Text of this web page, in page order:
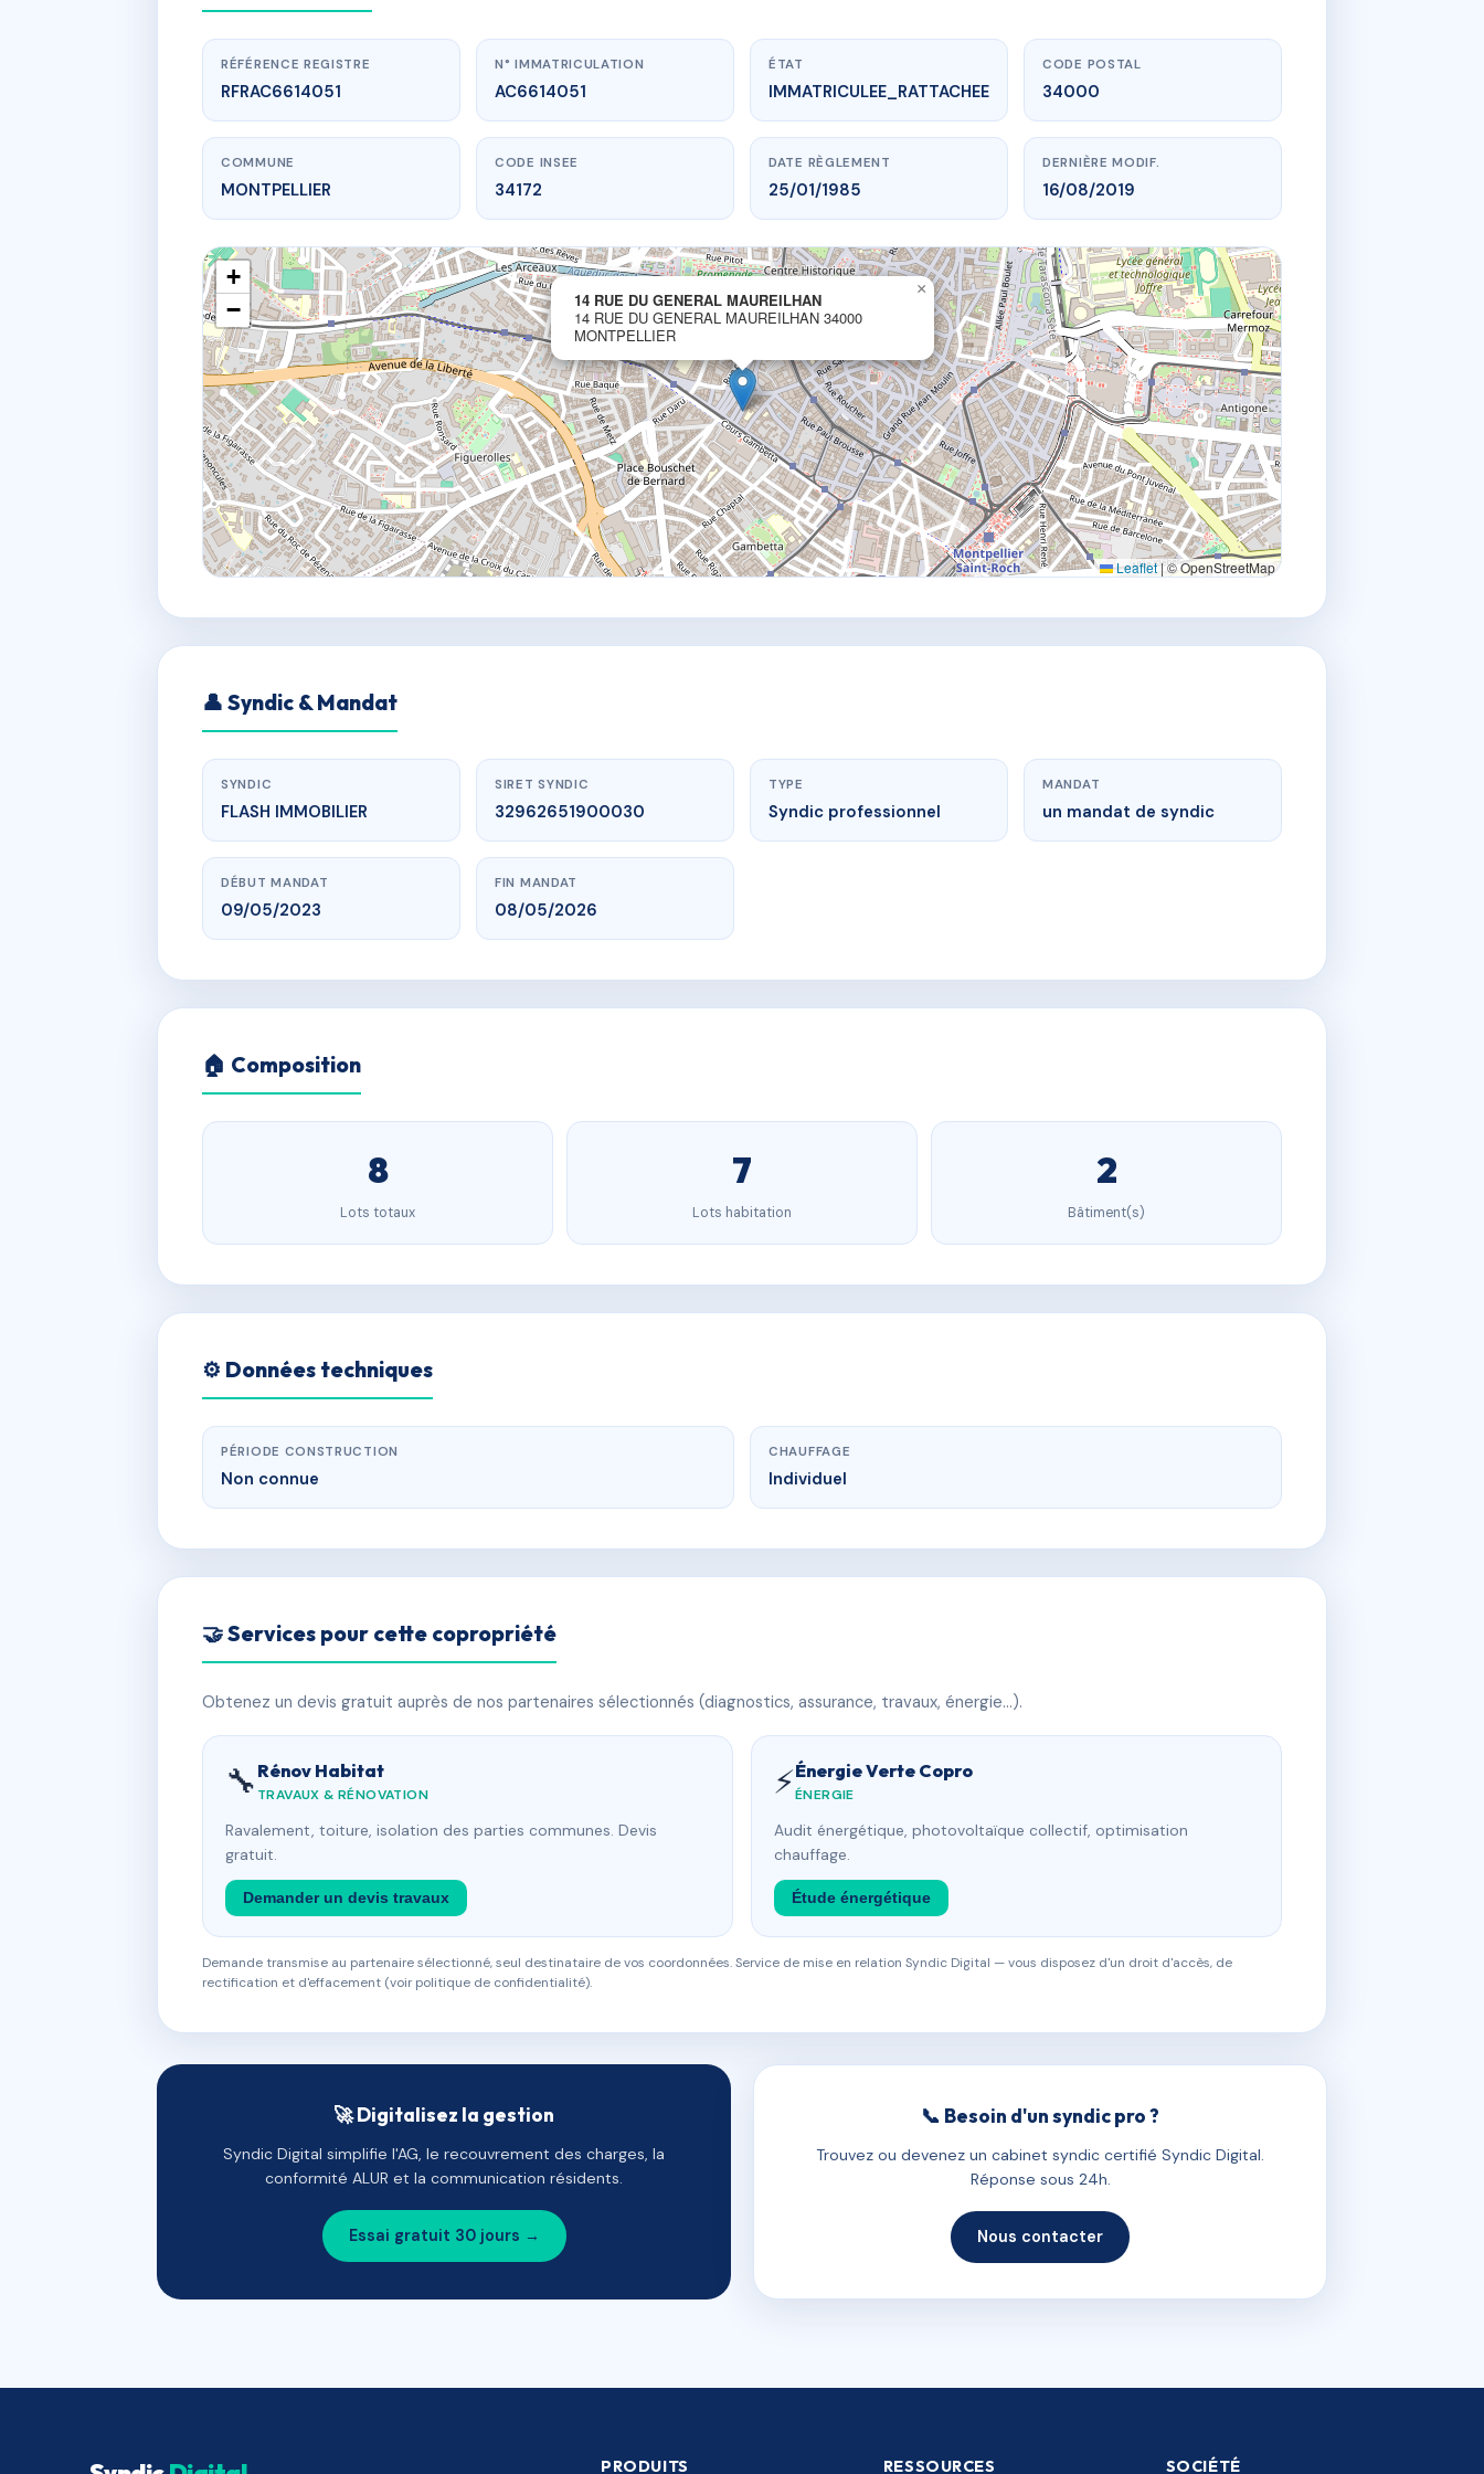
www.vme.plus/AC6614051
14 RUE DU GENERAL MAUREILHAN
14 r du general maureilhan34000 MONTPELLIER
RÉFÉRENCE REGISTRE
RFRAC6614051
N° IMMATRICULATION
AC6614051
ÉTAT
IMMATRICULEE_RATTACHEE
CODE POSTAL
34000
COMMUNE
MONTPELLIER
CODE INSEE
34172
DATE RÈGLEMENT
25/01/1985
DERNIÈRE MODIF.
16/08/2019
14 RUE DU GENERAL MAUREILHAN
14 RUE DU GENERAL MAUREILHAN 34000
MONTPELLIER
×
+
−
Leaflet |© OpenStreetMap
👤 Syndic & Mandat
SYNDIC
FLASH IMMOBILIER
SIRET SYNDIC
32962651900030
TYPE
Syndic professionnel
MANDAT
un mandat de syndic
DÉBUT MANDAT
09/05/2023
FIN MANDAT
08/05/2026
🏠 Composition
8
Lots totaux
7
Lots habitation
2
Bâtiment(s)
⚙️ Données techniques
PÉRIODE CONSTRUCTION
Non connue
CHAUFFAGE
Individuel
🤝 Services pour cette copropriété
Obtenez un devis gratuit auprès de nos partenaires sélectionnés (diagnostics, assurance, travaux, énergie…).
🔧 Rénov Habitat
TRAVAUX & RÉNOVATION
Ravalement, toiture, isolation des parties communes. Devis
gratuit.
Demander un devis travaux
⚡Énergie Verte Copro
ÉNERGIE
Audit énergétique, photovoltaïque collectif, optimisation
chauffage.
Étude énergétique
Demande transmise au partenaire sélectionné, seul destinataire de vos coordonnées. Service de mise en relation Syndic Digital — vous disposez d'un droit d'accès, de
rectification et d'effacement (voir politique de confidentialité).
🚀 Digitalisez la gestion
Syndic Digital simplifie l'AG, le recouvrement des charges, la
conformité ALUR et la communication résidents.
Essai gratuit 30 jours →
📞 Besoin d'un syndic pro ?
Trouvez ou devenez un cabinet syndic certifié Syndic Digital.
Réponse sous 24h.
Nous contacter
PRODUITS RESSOURCES SOCIÉTÉ